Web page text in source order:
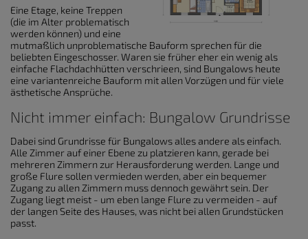
Eine Etage, keine Treppen
(die im Alter problematisch
werden können) und eine
mutmaßlich unproblematische Bauform sprechen für die
beliebten Eingeschosser. Waren sie früher eher ein wenig als
einfache Flachdachhütten verschrieen, sind Bungalows heute
eine variantenreiche Bauform mit allen Vorzügen und für viele
ästhetische Ansprüche.
Nicht immer einfach: Bungalow Grundrisse
Dabei sind Grundrisse für Bungalows alles andere als einfach.
Alle Zimmer auf einer Ebene zu platzieren kann, gerade bei
mehreren Zimmern zur Herausforderung werden. Lange und
große Flure sollen vermieden werden, aber ein bequemer
Zugang zu allen Zimmern muss dennoch gewährt sein. Der
Zugang liegt meist - um eben lange Flure zu vermeiden - auf
der langen Seite des Hauses, was nicht bei allen Grundstücken
passt.